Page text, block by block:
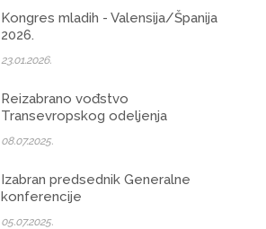
Kongres mladih - Valensija/Španija
2026.
23.01.2026.
Reizabrano vođstvo
Transevropskog odeljenja
08.07.2025.
Izabran predsednik Generalne
konferencije
05.07.2025.